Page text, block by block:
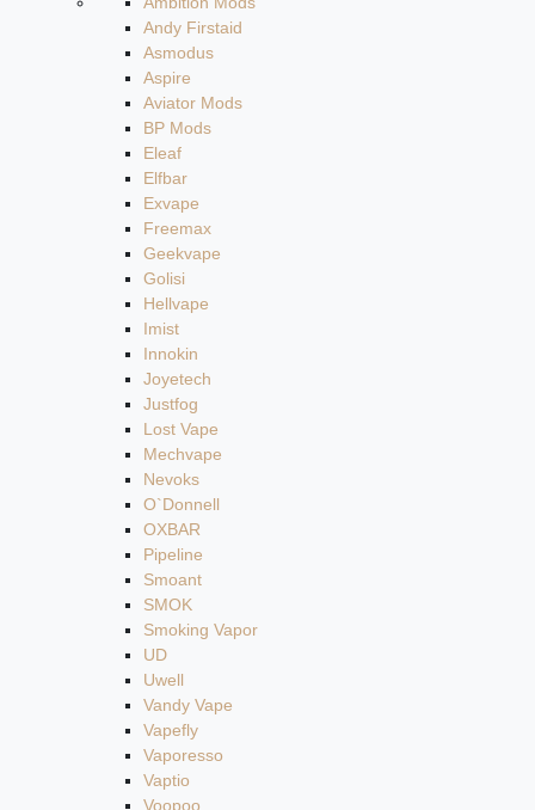
Andy Firstaid
Asmodus
Aspire
Aviator Mods
BP Mods
Eleaf
Elfbar
Exvape
Freemax
Geekvape
Golisi
Hellvape
Imist
Innokin
Joyetech
Justfog
Lost Vape
Mechvape
Nevoks
O`Donnell
OXBAR
Pipeline
Smoant
SMOK
Smoking Vapor
UD
Uwell
Vandy Vape
Vapefly
Vaporesso
Vaptio
Voopoo